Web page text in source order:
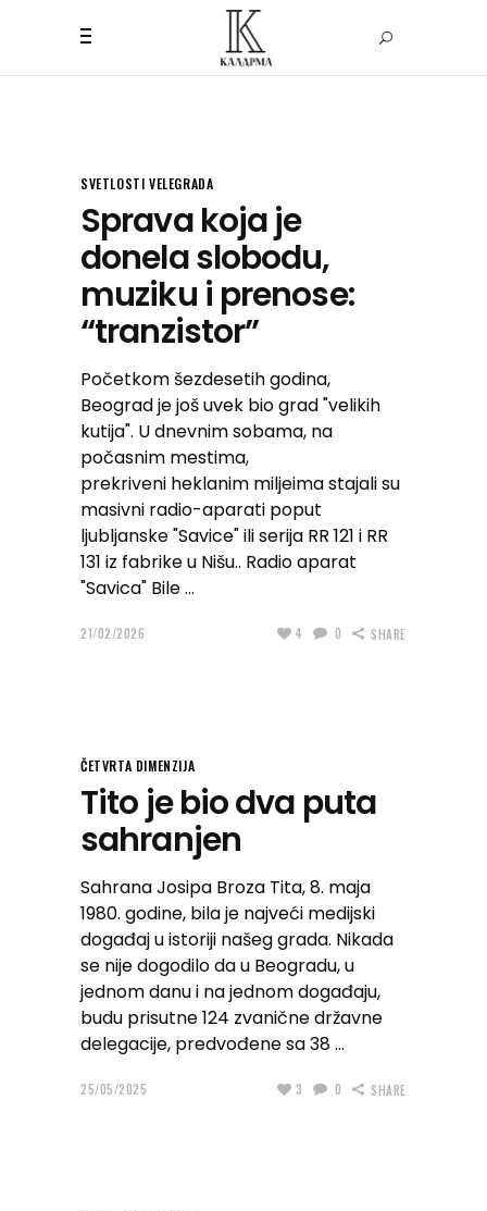
SVETLOSTI VELEGRADA
Sprava koja je
donela slobodu,
muziku i prenose:
“tranzistor”
Početkom šezdesetih godina,
Beograd je još uvek bio grad "velikih
kutija". U dnevnim sobama, na
počasnim mestima,
prekriveni heklanim miljeima stajali su
masivni radio-aparati poput
ljubljanske "Savice" ili serija RR 121 i RR
131 iz fabrike u Nišu.. Radio aparat
"Savica" Bile
21/02/2026 4 0 SHARE
ČETVRTA DIMENZIJA
Tito je bio dva puta
sahranjen
Sahrana Josipa Broza Tita, 8. maja
1980. godine, bila je najveći medijski
događaj u istoriji našeg grada. Nikada
se nije dogodilo da u Beogradu, u
jednom danu i na jednom događaju,
budu prisutne 124 zvanične državne
delegacije, predvođene sa 38
25/05/2025 3 0 SHARE